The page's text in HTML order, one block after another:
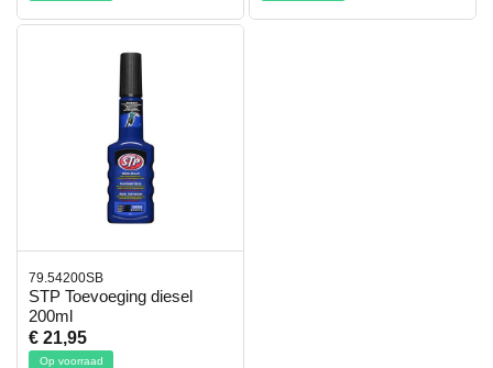
79.54200SB
STP Toevoeging diesel
200ml
€ 21,95
Op voorraad